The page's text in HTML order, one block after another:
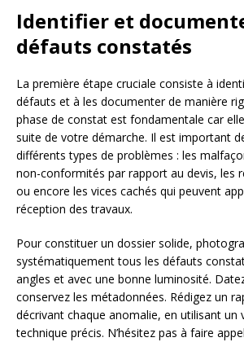
Identifier et
défauts constatés
La première étape cruciale consiste à
défauts et à les documenter de manière
phase de constat est fondamentale car
suite de votre démarche. Il est important
différents types de problèmes : les
non-conformités par rapport au devis, les
ou encore les vices cachés qui peuvent
réception des travaux.
Pour constituer un dossier solide,
systématiquement tous les défauts
angles et avec une bonne luminosité.
conservez les métadonnées. Rédigez un
décrivant chaque anomalie, en utilisant un
technique précis. N’hésitez pas à faire